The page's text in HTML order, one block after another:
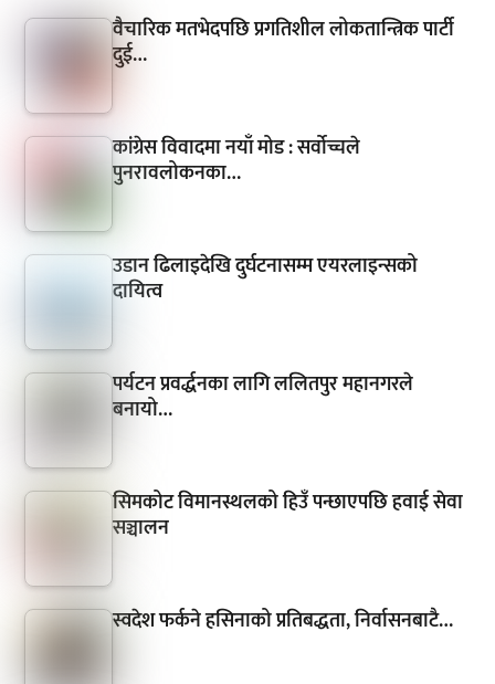
वैचारिक मतभेदपछि प्रगतिशील लोकतान्त्रिक पार्टी
दुई…
कांग्रेस विवादमा नयाँ मोड : सर्वोच्चले
पुनरावलोकनका…
उडान ढिलाइदेखि दुर्घटनासम्म एयरलाइन्सको
दायित्व
पर्यटन प्रवर्द्धनका लागि ललितपुर महानगरले
बनायो…
सिमकोट विमानस्थलको हिउँ पन्छाएपछि हवाई सेवा
सञ्चालन
स्वदेश फर्कने हसिनाको प्रतिबद्धता, निर्वासनबाटै…